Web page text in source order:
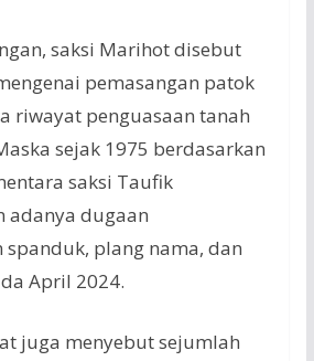
saksi Marihot disebut
pemasangan patok
riwayat penguasaan tanah
sejak 1975 berdasarkan
saksi Taufik
adanya dugaan
plang nama, dan
April 2024.
juga menyebut sejumlah